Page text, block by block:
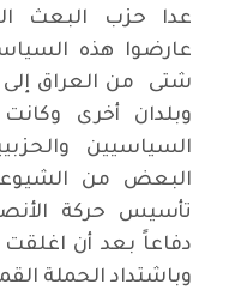
عدا حزب البعث
عارضوا هذه
شتى من العراق
وبلدان أخرى
السياسيين
البعض من
تأسيس حركة
دفاعاً بعد أن
وباشتداد الحملة